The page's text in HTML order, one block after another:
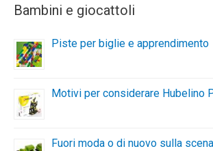
Bambini e giocattoli
Piste per biglie e apprendimento
Motivi per considerare Hubelino
Fuori moda o di nuovo sulla